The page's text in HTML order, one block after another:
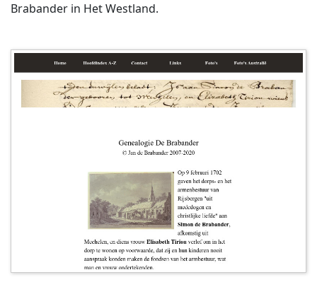
Brabander in Het Westland.